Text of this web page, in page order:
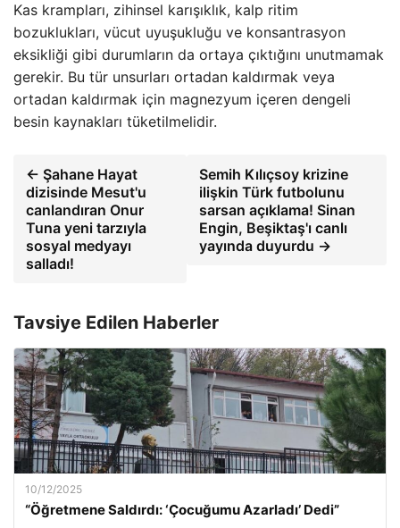
Kas krampları, zihinsel karışıklık, kalp ritim
bozuklukları, vücut uyuşukluğu ve konsantrasyon
eksikliği gibi durumların da ortaya çıktığını unutmamak
gerekir. Bu tür unsurları ortadan kaldırmak veya
ortadan kaldırmak için magnezyum içeren dengeli
besin kaynakları tüketilmelidir.
← Şahane Hayat
dizisinde Mesut'u
canlandıran Onur
Tuna yeni tarzıyla
sosyal medyayı
salladı!
Semih Kılıçsoy krizine
ilişkin Türk futbolunu
sarsan açıklama! Sinan
Engin, Beşiktaş'ı canlı
yayında duyurdu →
Tavsiye Edilen Haberler
10/12/2025
“Öğretmene Saldırdı: ‘Çocuğumu Azarladı’ Dedi”